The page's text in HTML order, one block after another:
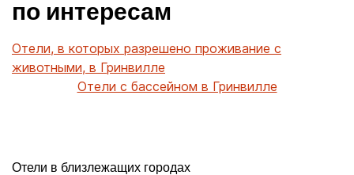
по интересам
Отели, в которых разрешено проживание с
животными, в Гринвилле
Отели с бассейном в Гринвилле
Отели в близлежащих городах